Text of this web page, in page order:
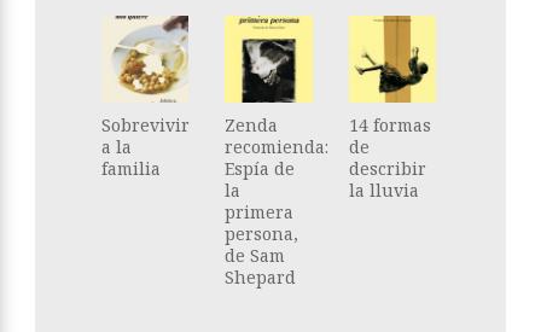
Sobrevivir
a la
familia
Zenda
recomienda:
Espía de
la
primera
persona,
de Sam
Shepard
14 formas
de
describir
la lluvia